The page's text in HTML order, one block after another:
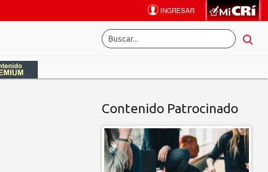
Contenido Patrocinado